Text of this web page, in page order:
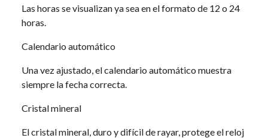
Las horas se visualizan ya sea en el formato de 12 o 24
horas.
Calendario automático
Una vez ajustado, el calendario automático muestra
siempre la fecha correcta.
Cristal mineral
El cristal mineral, duro y difícil de rayar, protege el reloj